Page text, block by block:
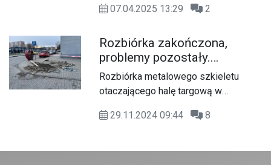
Śródmieścia. Budynek doczeka się
zaplanowane zostały tak, aby nie
utrudniać dostępu dla klientów.
07.04.2025 13:29 2
Rozbiórka zakończona,
problemy pozostały.
Niebezpieczne elementy przy
hali targowej „Manhatan”
Rozbiórka metalowego szkieletu
otaczającego halę targową w
jednak na miejscu wciąż pozostają
Wystające fragmenty konstrukcji oraz
29.11.2024 09:44 8